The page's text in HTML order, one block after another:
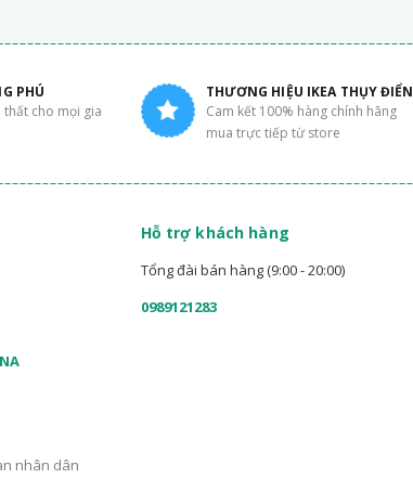
PHÚ
cho mọi gia
THƯƠNG HIỆU IKEA THỤY ĐIỂN
Cam kết 100% hàng chính hãng
mua trực tiếp từ store
nhân dân
Hỗ trợ khách hàng
Tổng đài bán hàng (9:00 - 20:00)
0989121283